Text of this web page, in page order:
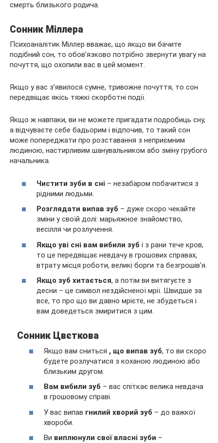
смерть близького родича.
Сонник Міллера
Психоаналітик Міллер вважає, що якщо ви бачите
подібний сон, то обов’язково потрібно звернути увагу на
почуття, що охопили вас в цей момент.
Якщо у вас з’явилося сумне, тривожне почуття, то сон
передвіщає якісь тяжкі скорботні події.
Якщо ж навпаки, ви не можете пригадати подробиць сну,
а відчуваєте себе бадьорим і відпочив, то такий сон
може попереджати про розставання з неприємним
людиною, настирливим шанувальником або зміну грубого
начальника.
Чистити зуби в сні – незабаром побачитися з
рідними людьми.
Розглядати випав зуб – дуже скоро чекайте
зміни у своїй долі: марьяжное знайомство,
весілля чи розлучення.
Якщо уві сні вам вибили зуб і з рани тече кров,
то це передвіщає невдачу в грошових справах,
втрату місця роботи, великі борги та безгрошів’я.
Якщо зуб хитається, а потім ви витягуєте з
десни – це символ нездійсненої мрії. Швидше за
все, то про що ви давно мрієте, не збудеться і
вам доведеться змиритися з цим.
Сонник Цвєткова
Якщо вам сниться , що випав зуб, то ви скоро
будете розлучатися з коханою людиною або
близьким другом.
Вам вибили зуб – вас спіткає велика невдача
в грошовому справі.
У вас випав гнилий хворий зуб – до важкої
хвороби.
Ви виплюнули свої власні зуби –